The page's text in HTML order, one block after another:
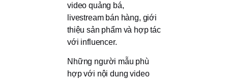
video quảng bá,
livestream bán hàng, giới
thiệu sản phẩm và hợp tác
với influencer.
Những người mẫu phù
hợp với nội dung video